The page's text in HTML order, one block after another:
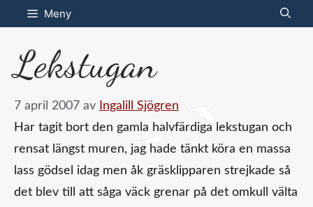
Hoppa
till
innehåll
Meny
Lekstugan
7 april 2007 av
Ingalill Sjögren
Har tagit bort den gamla halvfärdiga lekstugan och
rensat längst muren, jag hade tänkt köra en massa
lass gödsel idag men åk gräsklipparen strejkade så
det blev till att såga väck grenar på det omkull välta